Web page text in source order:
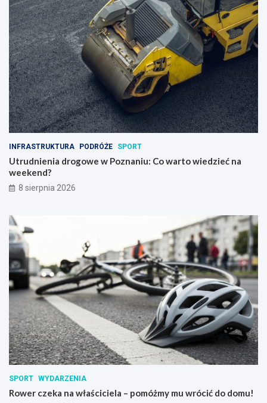
INFRASTRUKTURA PODRÓŻE SPORT
Utrudnienia drogowe w Poznaniu: Co warto wiedzieć na
weekend?
8 sierpnia 2026
SPORT WYDARZENIA
Rower czeka na właściciela – pomóżmy mu wrócić do domu!